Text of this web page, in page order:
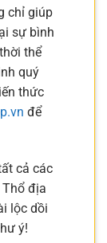
chỉ giúp
sự bình
thể
quý
thức
để
cả các
địa
lộc dồi
ý!